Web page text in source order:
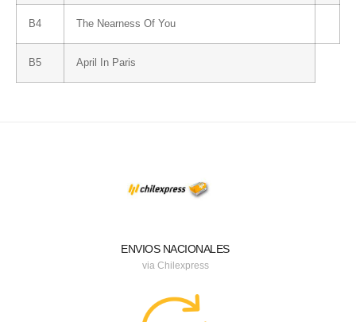
B4 The Nearness Of You
B5 April In Paris
ENVIOS NACIONALES
via Chilexpress